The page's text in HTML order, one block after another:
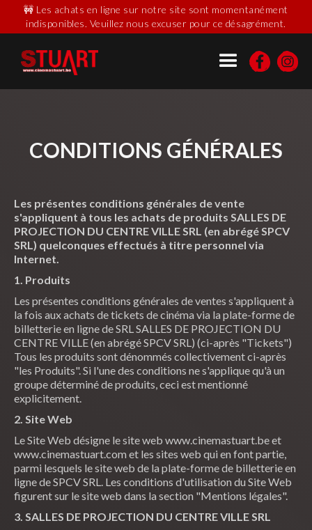
🚧 Les achats en ligne sur notre site sont momentanément
indisponibles. Veuillez nous excuser pour ce désagrément.
CONDITIONS GÉNÉRALES
Les présentes conditions générales de vente
s'appliquent à tous les achats de produits SALLES DE
PROJECTION DU CENTRE VILLE SRL (en abrégé SPCV
SRL) quelconques effectués à titre personnel via
Internet.
1. Produits
Les présentes conditions générales de ventes s'appliquent à
la fois aux achats de tickets de cinéma via la plate-forme de
billetterie en ligne de SRL SALLES DE PROJECTION DU
CENTRE VILLE (en abrégé SPCV SRL) (ci-après "Tickets")
Tous les produits sont dénommés collectivement ci-après
"les Produits". Si l'une des conditions ne s'applique qu'à un
groupe déterminé de produits, ceci est mentionné
explicitement.
2. Site Web
Le Site Web désigne le site web www.cinemastuart.be et
www.cinemastuart.com et les sites web qui en font partie,
parmi lesquels le site web de la plate-forme de billetterie en
ligne de SPCV SRL. Les conditions d'utilisation du Site Web
figurent sur le site web dans la section "Mentions légales".
3. SALLES DE PROJECTION DU CENTRE VILLE SRL